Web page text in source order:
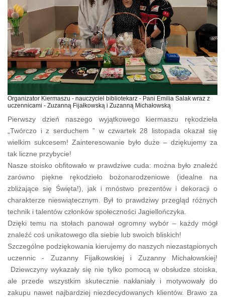
Organizator Kiermaszu - nauczyciel bibliotekarz - Pani Emilia Salak wraz z
uczennicami - Zuzanną Fijałkowską i Zuzanną Michałowską
Pierwszy dzień naszego wyjątkowego kiermaszu rękodzieła
„Twórczo i z serduchem ” w czwartek 28 listopada okazał się
wielkim sukcesem! Zainteresowanie było duże – dziękujemy za
tak liczne przybycie!
Nasze stoisko obfitowało w prawdziwe cuda: można było znaleźć
zarówno piękne rękodzieło bożonarodzeniowe (idealne na
zbliżające się Święta!), jak i mnóstwo prezentów i dekoracji o
charakterze nieswiątecznym. Był to prawdziwy przegląd różnych
technik i talentów członków społeczności Jagiellończyka.
Dzięki temu na stołach panował ogromny wybór – każdy mógł
znaleźć coś unikatowego dla siebie lub swoich bliskich!
Szczególne podziękowania kierujemy do naszych niezastąpionych
uczennic - Zuzanny Fijałkowskiej i Zuzanny Michałowskiej!
Dziewczyny wykazały się nie tylko pomocą w obsłudze stoiska,
ale przede wszystkim skutecznie nakłaniały i motywowały do
zakupu nawet najbardziej niezdecydowanych klientów. Brawo za